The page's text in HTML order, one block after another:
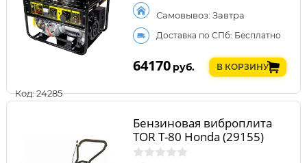
Код: 24285
Самовывоз: Завтра
Доставка по СПб: Бесплатно
64170 руб. В КОРЗИНУ
Бензиновая виброплита
TOR T-80 Honda (29155)